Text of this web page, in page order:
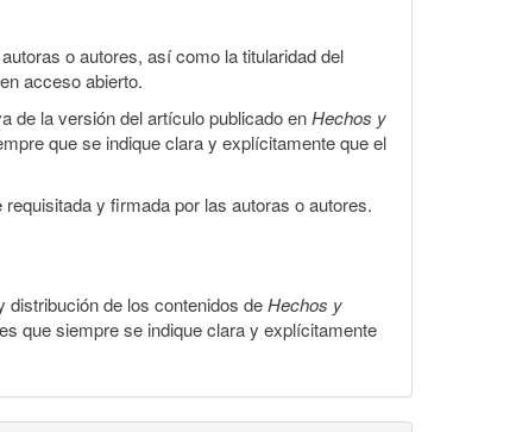
o autores, así como la titularidad del
acceso abierto.
de la versión del artículo publicado enHechos y
que se indique clara y explícitamente que el
y firmada por las autoras o autores.
distribución de los contenidos deHechos y
que siempre se indique clara y explícitamente